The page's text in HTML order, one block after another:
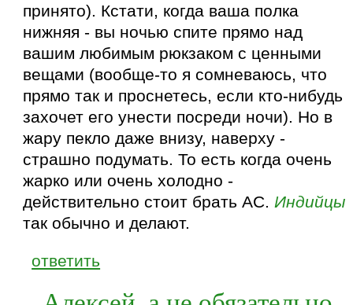
принято). Кстати, когда ваша полка
нижняя - вы ночью спите прямо над
вашим любимым рюкзаком с ценными
вещами (вообще-то я сомневаюсь, что
прямо так и проснетесь, если кто-нибудь
захочет его унести посреди ночи). Но в
жару пекло даже внизу, наверху -
страшно подумать. То есть когда очень
жарко или очень холодно -
действительно стоит брать АС. Индийцы
так обычно и делают.
ответить